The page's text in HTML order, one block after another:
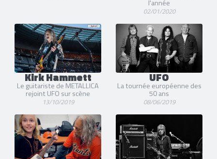
l'année
02/01/2020
Kirk Hammett
Le guitariste de METALLICA
rejoint UFO sur scène
13/10/2019
UFO
La tournée européenne des
50 ans
08/06/2019